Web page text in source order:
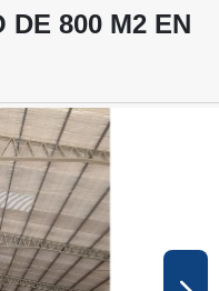
DE 800 M2 EN